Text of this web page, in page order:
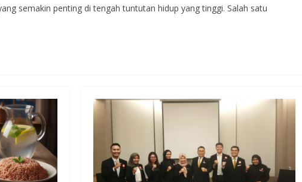
semakin penting di tengah tuntutan hidup yang tinggi. Salah satu